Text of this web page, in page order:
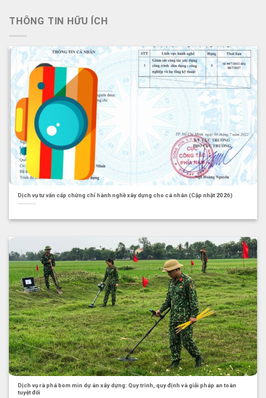
THÔNG TIN HỮU ÍCH
Dịch vụ tư vấn cấp chứng chỉ hành nghề xây dựng cho cá nhân (Cập nhật 2026)
Dịch vụ rà phá bom mìn dự án xây dựng: Quy trình, quy định và giải pháp an toàn
tuyệt đối